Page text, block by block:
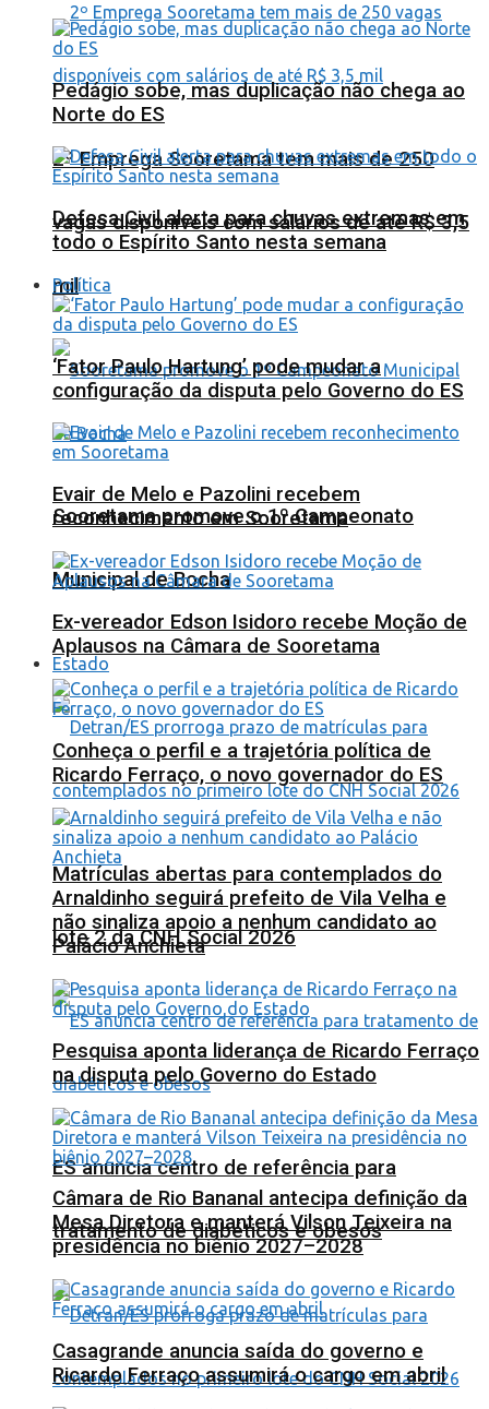
2º Emprega Sooretama tem mais de 250
vagas disponíveis com salários de até R$ 3,5
mil
Sooretama promove o 1º Campeonato
Municipal de Bocha
Estado
Matrículas abertas para contemplados do
lote 2 da CNH Social 2026
ES anuncia centro de referência para
tratamento de diabéticos e obesos
Pedágio sobe, mas duplicação não chega ao
Norte do ES
Defesa Civil alerta para chuvas extremas em
todo o Espírito Santo nesta semana
Política
‘Fator Paulo Hartung’ pode mudar a
configuração da disputa pelo Governo do ES
Evair de Melo e Pazolini recebem
reconhecimento em Sooretama
Ex-vereador Edson Isidoro recebe Moção de
Aplausos na Câmara de Sooretama
Conheça o perfil e a trajetória política de
Ricardo Ferraço, o novo governador do ES
Arnaldinho seguirá prefeito de Vila Velha e
não sinaliza apoio a nenhum candidato ao
Palácio Anchieta
Pesquisa aponta liderança de Ricardo Ferraço
na disputa pelo Governo do Estado
Câmara de Rio Bananal antecipa definição da
Mesa Diretora e manterá Vilson Teixeira na
presidência no biênio 2027–2028
Casagrande anuncia saída do governo e
Ricardo Ferraço assumirá o cargo em abril